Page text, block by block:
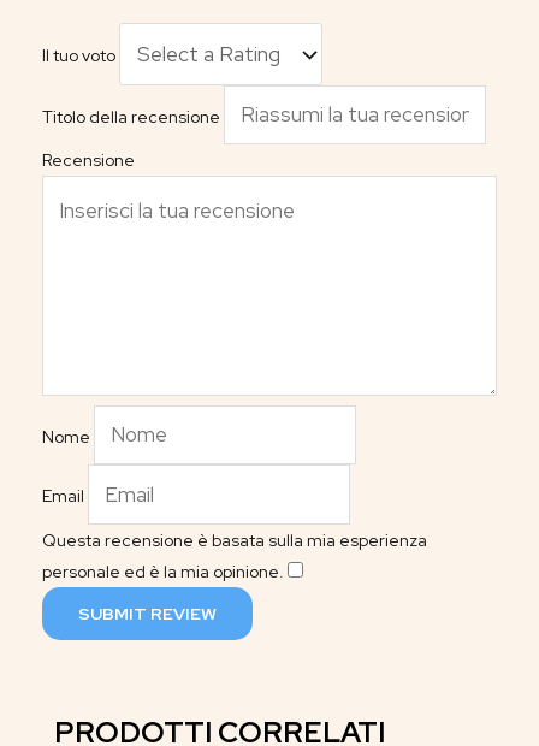
Il tuo voto
Titolo della recensione
Recensione
Nome
Email
Questa recensione è basata sulla mia esperienza
personale ed è la mia opinione.
SUBMIT REVIEW
PRODOTTI CORRELATI